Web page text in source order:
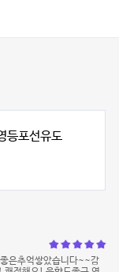
등포선유도
은추억쌓았습니다~~감